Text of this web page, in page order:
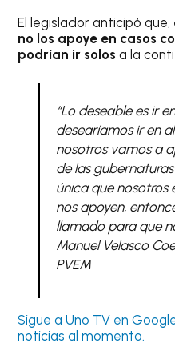
El legislador anticipó que,
no los apoye en casos
podrían ir solos a la
“Lo deseable es ir
desearíamos ir en
nosotros vamos a
de las
única que nosotros
nos apoyen,
llamado para que
Manuel Velasco
PVEM
Sigue a Uno TV en
noticias al momento.